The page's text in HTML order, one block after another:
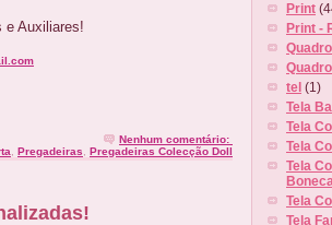
e Auxiliares!
Nenhum comentário:
Pregadeiras Pregadeiras Colecção Doll
Print
Print -
tel (1)
Tela
Tela
Tela
Tela
Boneca
Tela
Tela